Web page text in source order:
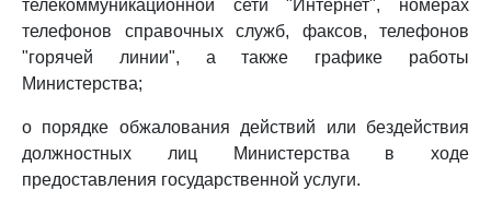
телекоммуникационной сети "Интернет", номерах
телефонов справочных служб, факсов, телефонов
"горячей линии", а также графике работы
Министерства;
о порядке обжалования действий или бездействия
должностных лиц Министерства в ходе
предоставления государственной услуги.